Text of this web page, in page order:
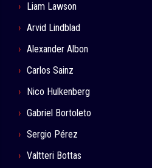
Liam Lawson
Arvid Lindblad
Alexander Albon
Carlos Sainz
Nico Hulkenberg
Gabriel Bortoleto
Sergio Pérez
Valtteri Bottas